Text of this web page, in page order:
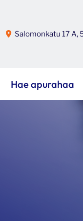
Salomonkatu 17 A,
Hae apurahaa